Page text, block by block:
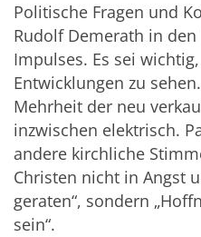
Politische Fragen und
Rudolf Demerath in
Impulses. Es sei
Entwicklungen zu
Mehrheit der neu
inzwischen elektrisch.
andere kirchliche
Christen nicht in Angst
geraten“, sondern
sein“.